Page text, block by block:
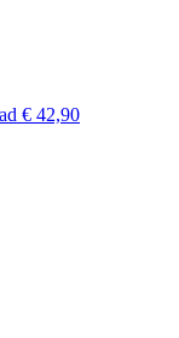
€ 42,90